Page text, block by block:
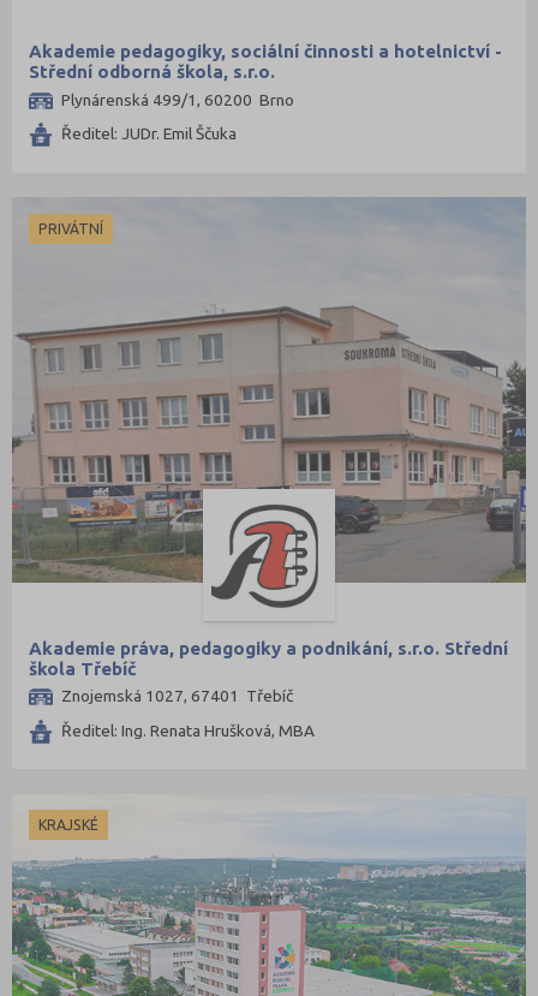
Akademie pedagogiky, sociální činnosti a hotelnictví -
Střední odborná škola, s.r.o.
Plynárenská 499/1, 60200 Brno
Ředitel: JUDr. Emil Ščuka
PRIVÁTNÍ
Akademie práva, pedagogiky a podnikání, s.r.o. Střední
škola Třebíč
Znojemská 1027, 67401 Třebíč
Ředitel: Ing. Renata Hrušková, MBA
KRAJSKÉ